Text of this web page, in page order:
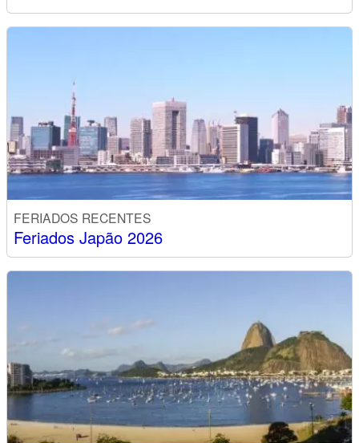
FERIADOS RECENTES
Feriados Japão 2026